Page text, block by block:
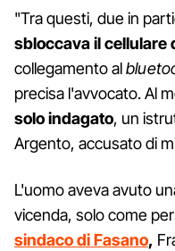
"Tra questi, due in
sbloccava il cellulare
collegamento al
precisa l'avvocato. Al
solo indagato, un
Argento, accusato di
L'uomo aveva avuto
vicenda, solo come
sindaco di Fasano,